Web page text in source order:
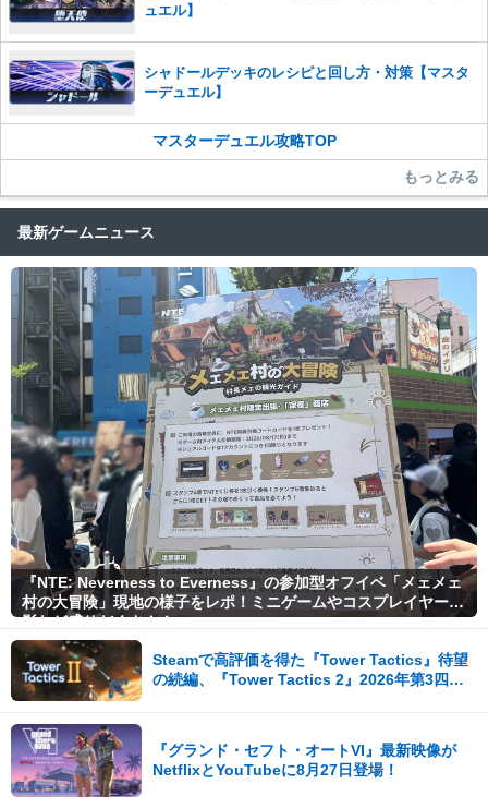
ュエル】
シャドールデッキのレシピと回し方・対策【マスタ
ーデュエル】
マスターデュエル攻略TOP
もっとみる
最新ゲームニュース
『NTE: Neverness to Everness』の参加型オフイベ「メェメェ
村の大冒険」現地の様子をレポ！ミニゲームやコスプレイヤー撮
影など盛りだくさん！
Steamで高評価を得た『Tower Tactics』待望
の続編、『Tower Tactics 2』2026年第3四半
『グランド・セフト・オートVI』最新映像が
NetflixとYouTubeに8月27日登場！